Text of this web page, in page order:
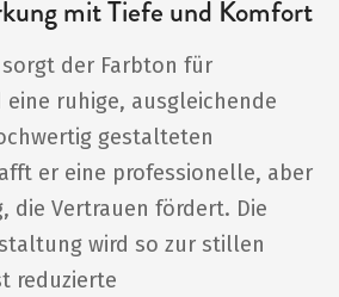
mit Tiefe und Komfort
der Farbton für
ruhige, ausgleichende
gestalteten
er eine professionelle, aber
die Vertrauen fördert. Die
wird so zur stillen
reduzierte